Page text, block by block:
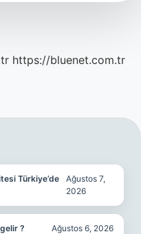
https://bluenet.com.tr
Türkiye’de
Ağustos 7,
2026
? Ağustos 6, 2026